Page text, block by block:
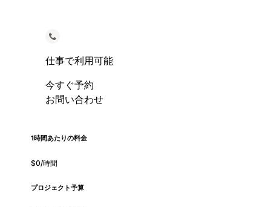
仕事で利用可能
今すぐ予約
お問い合わせ
1時間あたりの料金
$0/時間
プロジェクト予算